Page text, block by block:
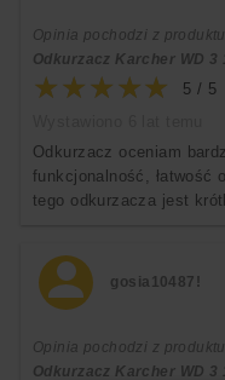
Opinia pochodzi z
Odkurzacz Karcher WD 3
★★★★★
★★★★★
5 / 5
Odkurzacz oceniam
funkcjonalność, łatwość
tego odkurzacza jest
gosia10487!
Opinia pochodzi z
Odkurzacz Karcher WD 3